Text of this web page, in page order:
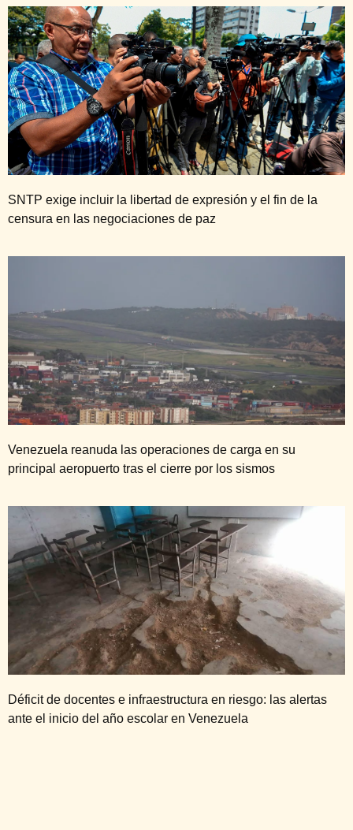
SNTP exige incluir la libertad de expresión y el fin de la
censura en las negociaciones de paz
Venezuela reanuda las operaciones de carga en su
principal aeropuerto tras el cierre por los sismos
Déficit de docentes e infraestructura en riesgo: las alertas
ante el inicio del año escolar en Venezuela